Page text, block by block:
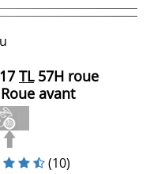
TL57H roue
avant
(10)